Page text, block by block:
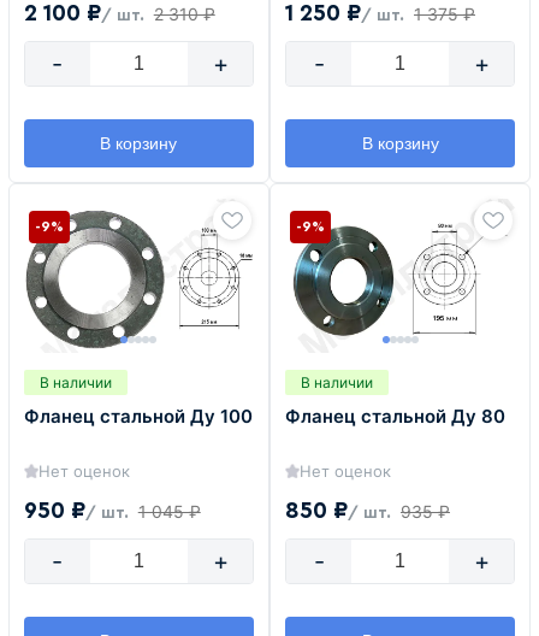
2 100 ₽/ шт. 2 310 ₽
- +
В корзину
1 250 ₽/ шт. 1 375 ₽
- +
В корзину
В наличии
Фланец стальной Ду 100
Нет оценок
950 ₽/ шт. 1 045 ₽
-9%
- +
В наличии
Фланец стальной Ду 80
Нет оценок
850 ₽/ шт. 935 ₽
-9%
- +